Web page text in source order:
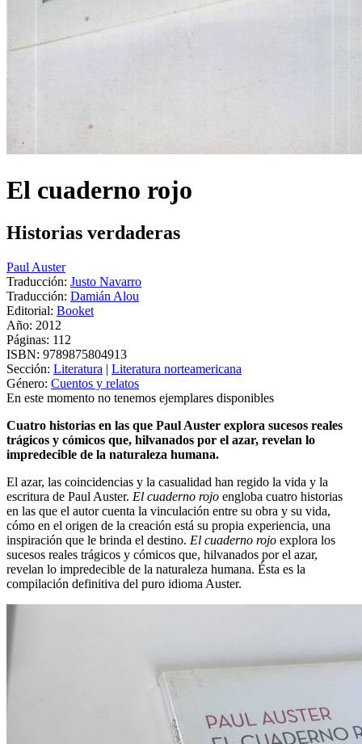
El cuaderno rojo
Historias verdaderas
Paul Auster
Traducción: Justo Navarro
Traducción: Damián Alou
Editorial: Booket
Año: 2012
Páginas: 112
ISBN: 9789875804913
Sección: Literatura | Literatura norteamericana
Género: Cuentos y relatos
En este momento no tenemos ejemplares disponibles
Cuatro historias en las que Paul Auster explora sucesos reales
trágicos y cómicos que, hilvanados por el azar, revelan lo
impredecible de la naturaleza humana.
El azar, las coincidencias y la casualidad han regido la vida y la
escritura de Paul Auster. El cuaderno rojo engloba cuatro historias
en las que el autor cuenta la vinculación entre su obra y su vida,
cómo en el origen de la creación está su propia experiencia, una
inspiración que le brinda el destino. El cuaderno rojo explora los
sucesos reales trágicos y cómicos que, hilvanados por el azar,
revelan lo impredecible de la naturaleza humana. Ésta es la
compilación definitiva del puro idioma Auster.